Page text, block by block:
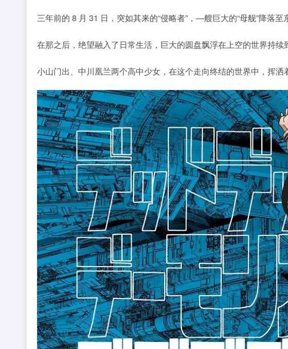
三年前的 8 月 31 日，突如其来的“侵略者”，—艘巨大的“母舰”降落
在那之后，绝望融入了日常生活，巨大的圆盘飘浮在上空的世界持续
小山门出、中川凰兰两个高中少女，在这个走向终结的世界中，挥洒